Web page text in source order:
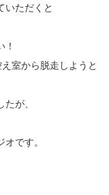
いただくと
室から脱走しようと
が、
です。